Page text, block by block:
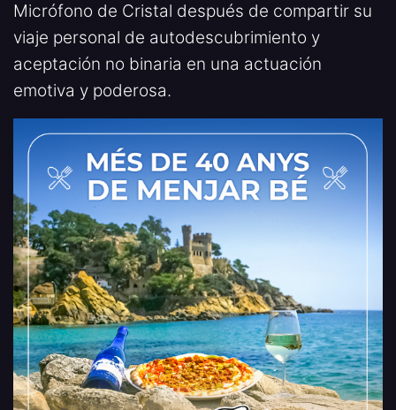
Micrófono de Cristal después de compartir su
viaje personal de autodescubrimiento y
aceptación no binaria en una actuación
emotiva y poderosa.